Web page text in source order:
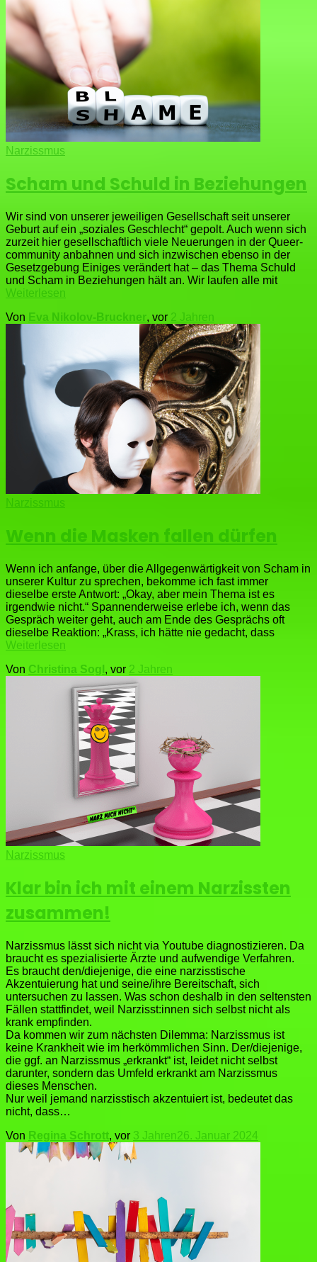
Narzissmus
Scham und Schuld in Beziehungen
Wir sind von unserer jeweiligen Gesellschaft seit unserer
Geburt auf ein „soziales Geschlecht“ gepolt. Auch wenn sich
zurzeit hier gesellschaftlich viele Neuerungen in der Queer-
community anbahnen und sich inzwischen ebenso in der
Gesetzgebung Einiges verändert hat – das Thema Schuld
und Scham in Beziehungen hält an. Wir laufen alle mit
Weiterlesen
Von Eva Nikolov-Bruckner, vor 2 Jahren
Narzissmus
Wenn die Masken fallen dürfen
Wenn ich anfange, über die Allgegenwärtigkeit von Scham in
unserer Kultur zu sprechen, bekomme ich fast immer
dieselbe erste Antwort: „Okay, aber mein Thema ist es
irgendwie nicht.“ Spannenderweise erlebe ich, wenn das
Gespräch weiter geht, auch am Ende des Gesprächs oft
dieselbe Reaktion: „Krass, ich hätte nie gedacht, dass
Weiterlesen
Von Christina Sogl , vor 2 Jahren
Narzissmus
Klar bin ich mit einem Narzissten
zusammen!
Narzissmus lässt sich nicht via Youtube diagnostizieren. Da
braucht es spezialisierte Ärzte und aufwendige Verfahren.
Es braucht den/diejenige, die eine narzisstische
Akzentuierung hat und seine/ihre Bereitschaft, sich
untersuchen zu lassen. Was schon deshalb in den seltensten
Fällen stattfindet, weil Narzisst:innen sich selbst nicht als
krank empfinden.
Da kommen wir zum nächsten Dilemma: Narzissmus ist
keine Krankheit wie im herkömmlichen Sinn. Der/diejenige,
die ggf. an Narzissmus „erkrankt“ ist, leidet nicht selbst
darunter, sondern das Umfeld erkrankt am Narzissmus
dieses Menschen.
Nur weil jemand narzisstisch akzentuiert ist, bedeutet das
nicht, dass…
Von Regina Schrott, vor 3 Jahren26. Januar 2024